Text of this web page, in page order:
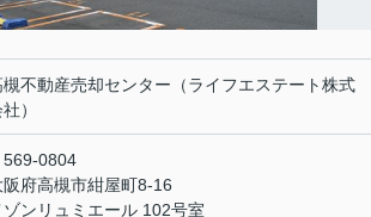
槻不動産売却センター（ライフエステート株式
）
569-0804
阪府高槻市紺屋町8-16
ゾンリュミエール 102号室